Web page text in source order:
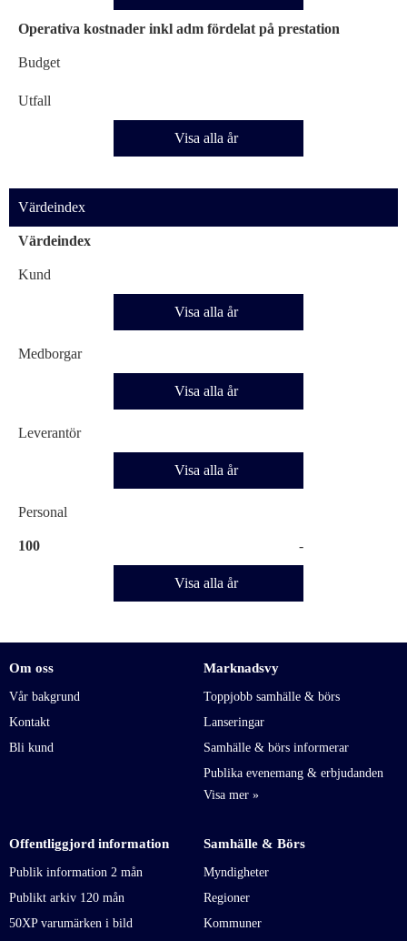
Operativa kostnader inkl adm fördelat på prestation
Budget
Utfall
Visa alla år
Värdeindex
Värdeindex
Kund
Visa alla år
Medborgar
Visa alla år
Leverantör
Visa alla år
Personal
100 -
Visa alla år
Om oss
Vår bakgrund
Kontakt
Bli kund
Marknadsvy
Toppjobb samhälle & börs
Lanseringar
Samhälle & börs informerar
Publika evenemang & erbjudanden
Offentliggjord information
Publik information 2 mån
Publikt arkiv 120 mån
50XP varumärken i bild
Samhälle & Börs
Myndigheter
Regioner
Kommuner